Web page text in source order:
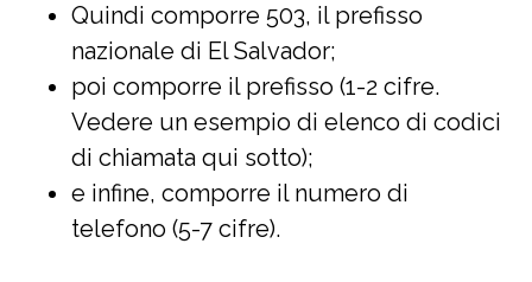
Quindi comporre 503, il prefisso
nazionale di El Salvador;
poi comporre il prefisso (1-2 cifre.
Vedere un esempio di elenco di codici
di chiamata qui sotto);
e infine, comporre il numero di
telefono (5-7 cifre).